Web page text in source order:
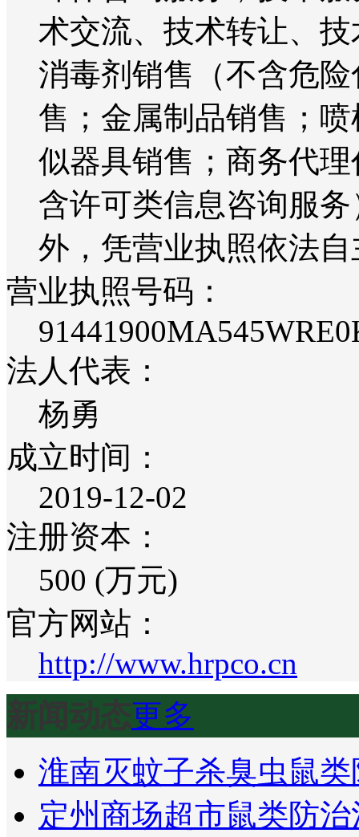
术交流、技术转让、
消毒剂销售（不含危
售；金属制品销售；
似器具销售；商务代
含许可类信息咨询服
外，凭营业执照依法
营业执照号码：
法人代表：
杨勇
成立时间：
2019-12-02
注册资本：
500 (万元)
官方网站：
http://www.hrpco.cn
新闻动态更多
淮南灭蚊子杀臭虫鼠
定州商场超市鼠类防